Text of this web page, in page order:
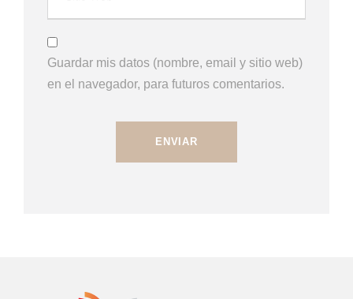
Guardar mis datos (nombre, email y sitio web)
en el navegador, para futuros comentarios.